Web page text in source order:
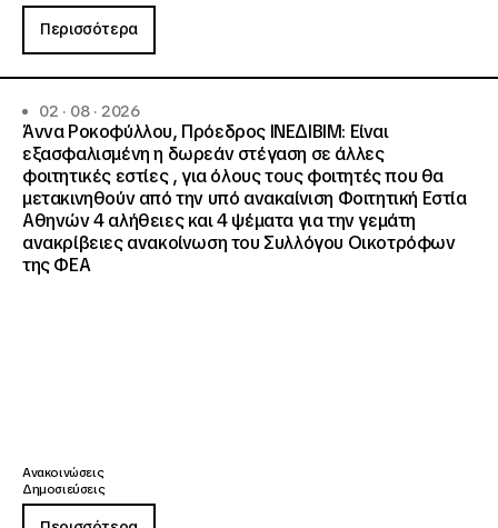
Περισσότερα
02 · 08 · 2026
Άννα Ροκοφύλλου, Πρόεδρος ΙΝΕΔΙΒΙΜ: Είναι
εξασφαλισμένη η δωρεάν στέγαση σε άλλες
φοιτητικές εστίες , για όλους τους φοιτητές που θα
μετακινηθούν από την υπό ανακαίνιση Φοιτητική Εστία
Αθηνών 4 αλήθειες και 4 ψέματα για την γεμάτη
ανακρίβειες ανακοίνωση του Συλλόγου Οικοτρόφων
της ΦΕΑ
Ανακοινώσεις
Δημοσιεύσεις